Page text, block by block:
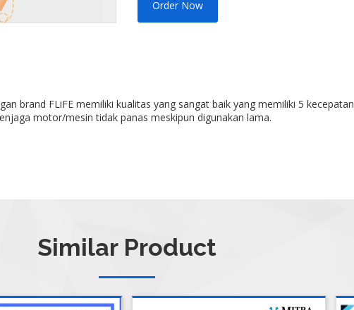
Order Now
brand FLiFE memiliki kualitas yang sangat baik yang memiliki 5 kecepatan
motor/mesin tidak panas meskipun digunakan lama.
Similar Product